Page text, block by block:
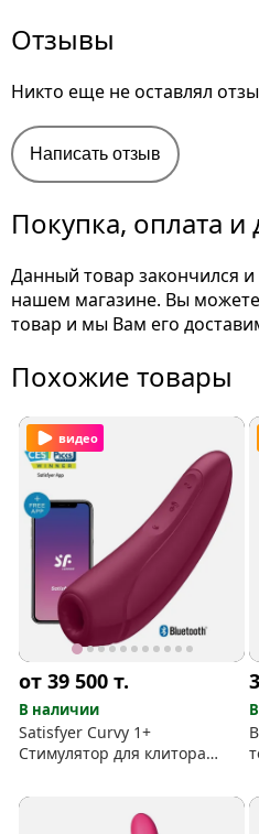
Отзывы
Никто еще не оставлял
Написать отзыв
Покупка, оплата и
Данный товар закончился
нашем магазине. Вы
товар и мы Вам его
Похожие товары
видео
от 39 500т.
В наличии
Satisfyer Curvy 1+
Стимулятор для клитора
вибрацией